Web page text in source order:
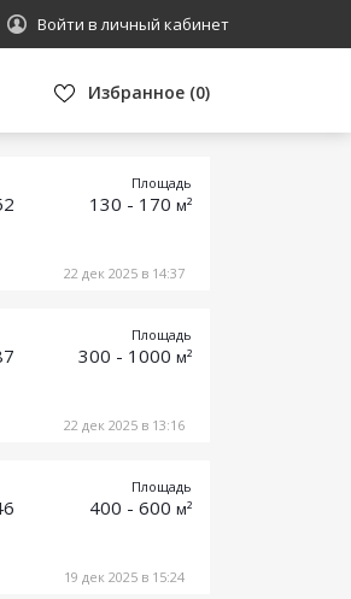
Войти в личный кабинет
Избранное (0)
Площадь
130 - 170 м²
22 дек 2025 в 14:37
Площадь
300 - 1000 м²
22 дек 2025 в 13:16
Площадь
400 - 600 м²
19 дек 2025 в 15:24